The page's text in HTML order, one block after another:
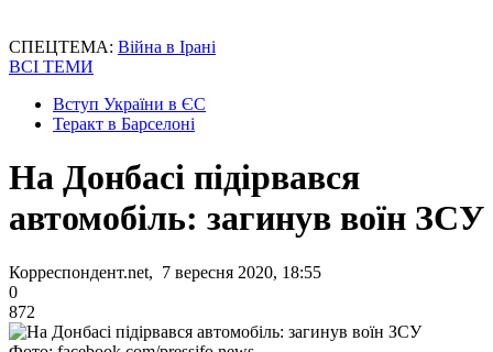
СПЕЦТЕМА: Війна в Ірані
ВСІ ТЕМИ
Вступ України в ЄС
Теракт в Барселоні
На Донбасі підірвався
автомобіль: загинув воїн ЗСУ
Корреспондент.net, 7 вересня 2020, 18:55
0
872